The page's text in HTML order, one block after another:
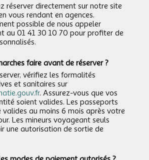
réserver directement sur notre site
vous rendant en agences.
possible de nous appeler
au 01 41 30 10 70 pour profiter de
faire avant de réserver ?
vérifiez les formalités
et sanitaires sur
. Assurez-vous que vos
soient valides. Les passeports
au moins 6 mois après votre
Les mineurs voyageant seuls
une autorisation de sortie de